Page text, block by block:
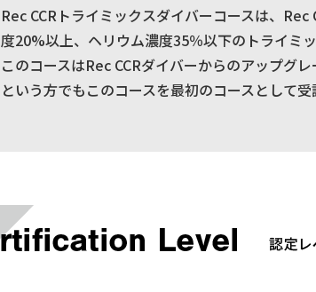
Rec CCRトライミックスダイバーコースは、
度20%以上、ヘリウム濃度35％以下のトライミ
このコースはRec CCRダイバーからのアップグ
という方でもこのコースを最初のコースとして受